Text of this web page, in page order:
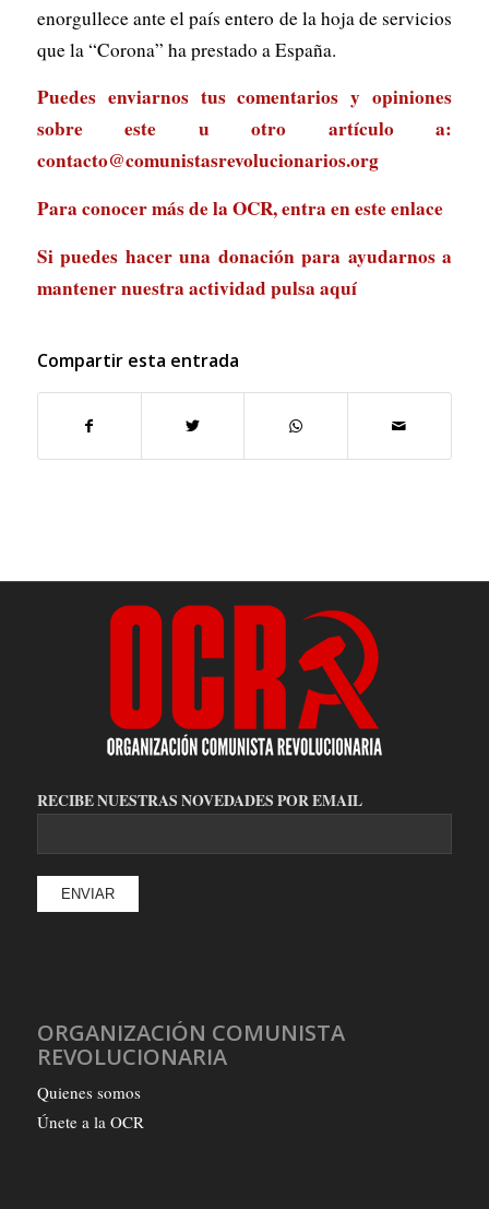
enorgullece ante el país entero de la hoja de servicios
que la “Corona” ha prestado a España.
Puedes enviarnos tus comentarios y opiniones
sobre este u otro artículo a:
contacto@comunistasrevolucionarios.org
Para conocer más de la OCR, entra eneste enlace
Si puedes hacer una donación para ayudarnos a
mantener nuestra actividad pulsa aquí
Compartir esta entrada
RECIBE NUESTRAS NOVEDADES POR EMAIL
ORGANIZACIÓN COMUNISTA
REVOLUCIONARIA
Quienes somos
Únete a la OCR